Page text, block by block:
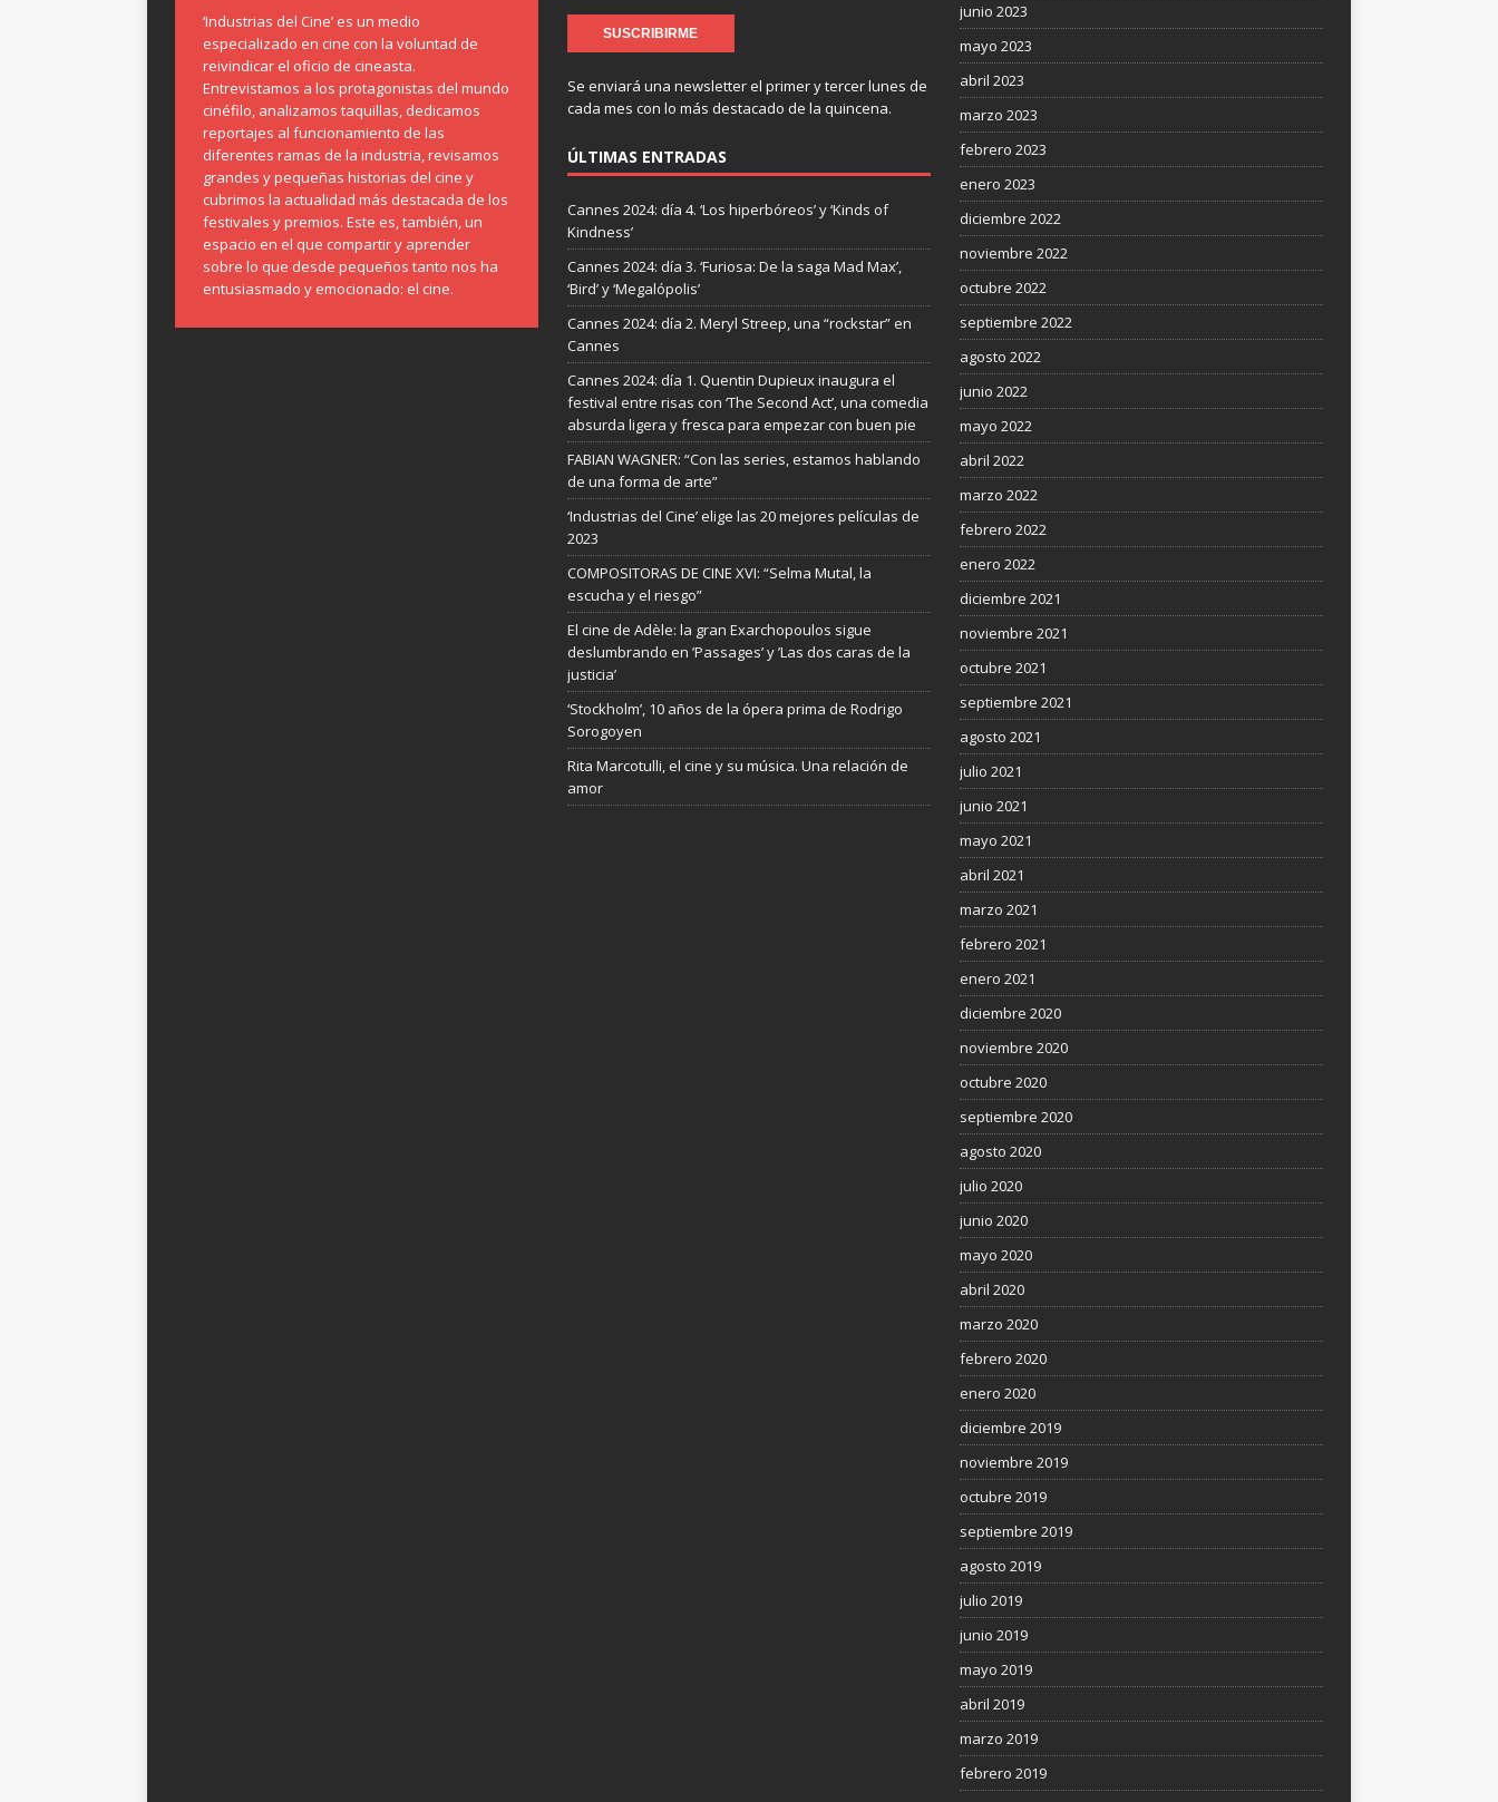
‘Industrias del Cine’ es un medio
especializado en cine con la voluntad de
reivindicar el oficio de cineasta.
Entrevistamos a los protagonistas del mundo
cinéfilo, analizamos taquillas, dedicamos
reportajes al funcionamiento de las
diferentes ramas de la industria, revisamos
grandes y pequeñas historias del cine y
cubrimos la actualidad más destacada de los
festivales y premios. Este es, también, un
espacio en el que compartir y aprender
sobre lo que desde pequeños tanto nos ha
entusiasmado y emocionado: el cine.
Se enviará una newsletter el primer y tercer lunes de
cada mes con lo más destacado de la quincena.
ÚLTIMAS ENTRADAS
Cannes 2024: día 4. ‘Los hiperbóreos’ y ‘Kinds of
Kindness’
Cannes 2024: día 3. ‘Furiosa: De la saga Mad Max’,
‘Bird’ y ‘Megalópolis’
Cannes 2024: día 2. Meryl Streep, una “rockstar” en
Cannes
Cannes 2024: día 1. Quentin Dupieux inaugura el
festival entre risas con ‘The Second Act’, una comedia
absurda ligera y fresca para empezar con buen pie
FABIAN WAGNER: “Con las series, estamos hablando
de una forma de arte”
‘Industrias del Cine’ elige las 20 mejores películas de
2023
COMPOSITORAS DE CINE XVI: “Selma Mutal, la
escucha y el riesgo”
El cine de Adèle: la gran Exarchopoulos sigue
deslumbrando en ’Passages’ y ’Las dos caras de la
justicia’
‘Stockholm’, 10 años de la ópera prima de Rodrigo
Sorogoyen
Rita Marcotulli, el cine y su música. Una relación de
amor
junio 2023
mayo 2023
abril 2023
marzo 2023
febrero 2023
enero 2023
diciembre 2022
noviembre 2022
octubre 2022
septiembre 2022
agosto 2022
junio 2022
mayo 2022
abril 2022
marzo 2022
febrero 2022
enero 2022
diciembre 2021
noviembre 2021
octubre 2021
septiembre 2021
agosto 2021
julio 2021
junio 2021
mayo 2021
abril 2021
marzo 2021
febrero 2021
enero 2021
diciembre 2020
noviembre 2020
octubre 2020
septiembre 2020
agosto 2020
julio 2020
junio 2020
mayo 2020
abril 2020
marzo 2020
febrero 2020
enero 2020
diciembre 2019
noviembre 2019
octubre 2019
septiembre 2019
agosto 2019
julio 2019
junio 2019
mayo 2019
abril 2019
marzo 2019
febrero 2019